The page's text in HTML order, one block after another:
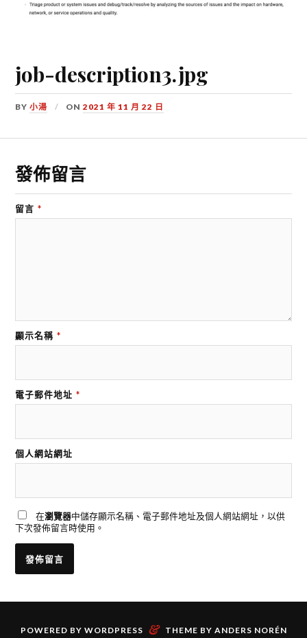
job-description3.jpg
BY小湯 ON2021 年 11 月 22 日
發佈留言
留言 *
顯示名稱 *
電子郵件地址 *
個人網站網址
在瀏覽器中儲存顯示名稱、電子郵件地址及個人網站網址，以供
下次發佈留言時使用。
POWERED BY WORDPRESS & THEME BY ANDERS NORÉN